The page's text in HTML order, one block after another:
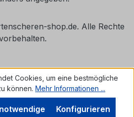
shop.de. Alle Rechte
Cookies, um eine bestmögliche
können. Mehr Informationen ...
Konfigurieren